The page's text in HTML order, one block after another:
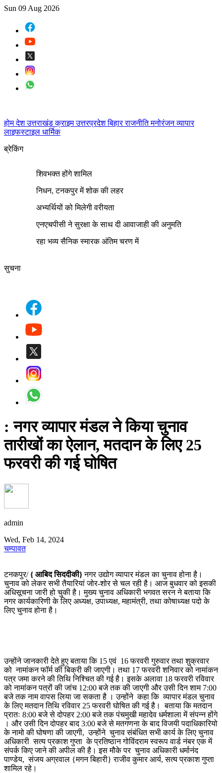
Sun 09 Aug 2026
होमदेशउत्तराखंडक्राइमउत्तरप्रदेशबिहारराजनीतिमनोरंजनव्यापार
लाइफस्टाइल धार्मिक
ब्रेकिंग
शिवभक्त होंगे शामिल
निधन, टनकपुर में शोक की लहर
अभ्यर्थियों को मिलेगी वरीयता
एनएचपीसी ने सुरक्षा के साथ दी आवाजाही की अनुमति
रहा भव्य सैनिक स्मारक अंतिम चरण में
सुचना
: नगर व्यापार मंडल ने किया चुनाव
तारीखों का ऐलान, मतदान के लिए 25
फरवरी की गई घोषित
admin
Wed, Feb 14, 2024
चम्पावत
टनकपुर/{ आबिद सिददीकी}नगर उद्योग व्यापार मंडल का चुनाव होना है।
चुनाव को लेकर सभी तैयारियां जोर-शोर से चल रही है। आज बुधवार को इसकी
अधिसूचना जारी हो चुकी है। मुख्य चुनाव अधिकारी भगवत सरन ने बताया कि
नगर कार्यकारिणी के लिए अध्यक्ष, उपाध्यक्ष, महामंत्री, तथा कोषाध्यक्ष पदो के
लिए चुनाव होना है।
उन्होंने जानकारी देते हुए बताया कि 15 एवं 16 फरवरी गुरुवार तथा शुक्रवार
को नामांकन फॉर्म की बिक्री की जाएगी। तथा 17 फरवरी शनिवार को नामांकन
पत्र जमा करने की तिथि निश्चित की गई है। इसके अलावा 18 फरवरी रविवार
को नामांकन पत्रों की जांच 12:00 बजे तक की जाएगी और उसी दिन शाम 7:00
बजे तक नाम वापस लिया जा सकता है । उन्होंने कहा कि व्यापार मंडल चुनाव
के लिए मतदान तिथि रविवार 25 फरवरी घोषित की गई है। बताया कि मतदान
प्रातः 8:00 बजे से दोपहर 2:00 बजे तक पंचमुखी महादेव धर्मशाला में संपन्न होंगे
। और उसी दिन दोपहर बाद 3:00 बजे से मतगणना के बाद विजयी पदाधिकारियो
के नामो की घोषणा की जाएगी, उन्होंने चुनाव संबंधित सभी कार्य के लिए चुनाव
अधिकारी सत्य प्रकाश गुप्ता के प्रतिष्ठान गोविंदराम स्वरूप वार्ड नंबर एक में
संपर्क किए जाने की अपील की है। इस मौके पर चुनाव अधिकारी धर्मानंद
पाण्डेय, संजय अग्रवाल {मगन बिहारी} राजीव कुमार आर्य, सत्य प्रकाश गुप्ता
शामिल रहे।